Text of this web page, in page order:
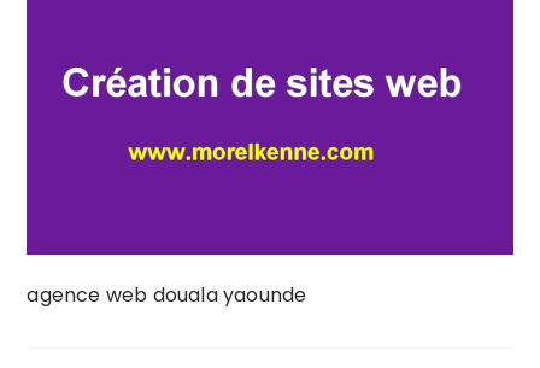
agence web douala yaounde